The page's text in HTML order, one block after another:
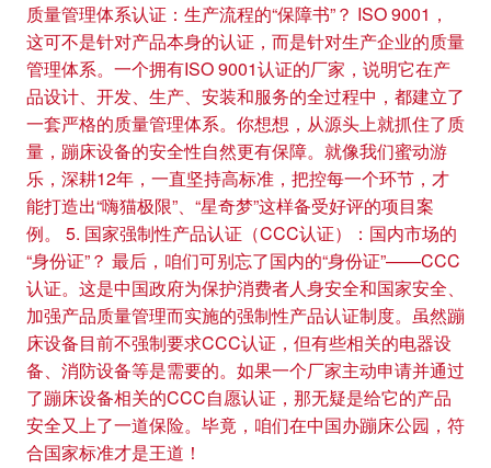
质量管理体系认证：生产流程的“保障书”？ ISO 9001，
这可不是针对产品本身的认证，而是针对生产企业的质量
管理体系。一个拥有ISO 9001认证的厂家，说明它在产
品设计、开发、生产、安装和服务的全过程中，都建立了
一套严格的质量管理体系。你想想，从源头上就抓住了质
量，蹦床设备的安全性自然更有保障。就像我们蜜动游
乐，深耕12年，一直坚持高标准，把控每一个环节，才
能打造出“嗨猫极限”、“星奇梦”这样备受好评的项目案
例。 5. 国家强制性产品认证（CCC认证）：国内市场的
“身份证”？ 最后，咱们可别忘了国内的“身份证”——CCC
认证。这是中国政府为保护消费者人身安全和国家安全、
加强产品质量管理而实施的强制性产品认证制度。虽然蹦
床设备目前不强制要求CCC认证，但有些相关的电器设
备、消防设备等是需要的。如果一个厂家主动申请并通过
了蹦床设备相关的CCC自愿认证，那无疑是给它的产品
安全又上了一道保险。毕竟，咱们在中国办蹦床公园，符
合国家标准才是王道！